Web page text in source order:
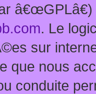
. Le
sur
que nous
conduite